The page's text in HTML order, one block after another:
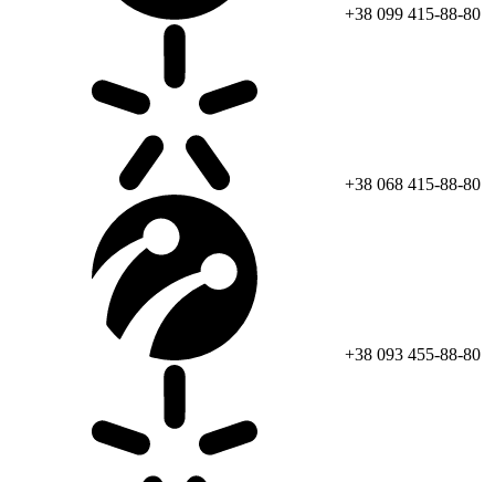
+38 099 415-88-80
+38 068 415-88-80
+38 093 455-88-80